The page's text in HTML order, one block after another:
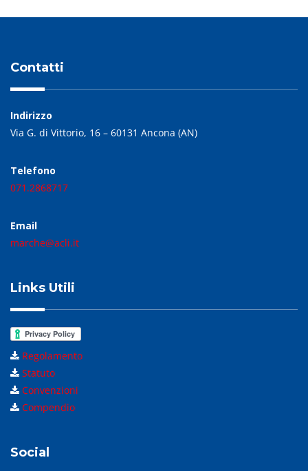
Contatti
Indirizzo
Via G. di Vittorio, 16 – 60131 Ancona (AN)
Telefono
071.2868717
Email
marche@acli.it
Links Utili
Regolamento
Statuto
Convenzioni
Compendio
Social